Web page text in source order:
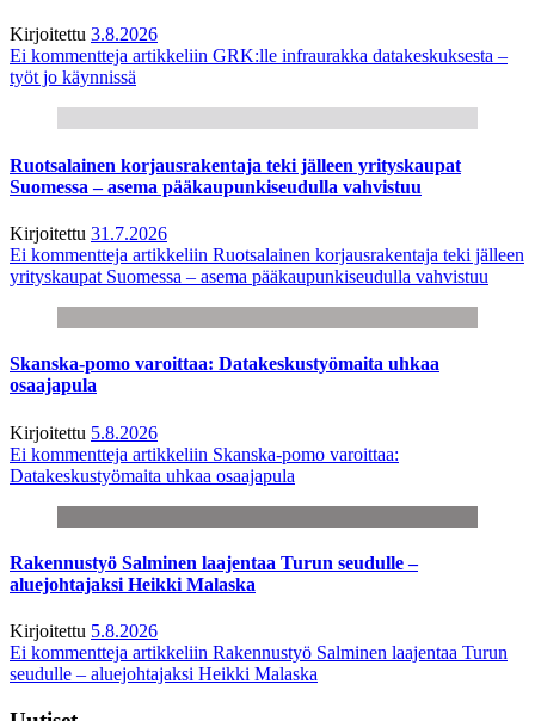
Kirjoitettu 3.8.2026
Ei kommentteja artikkeliin GRK:lle infraurakka datakeskuksesta –
työt jo käynnissä
Ruotsalainen korjausrakentaja teki jälleen yrityskaupat
Suomessa – asema pääkaupunkiseudulla vahvistuu
Kirjoitettu 31.7.2026
Ei kommentteja artikkeliin Ruotsalainen korjausrakentaja teki jälleen
yrityskaupat Suomessa – asema pääkaupunkiseudulla vahvistuu
Skanska-pomo varoittaa: Datakeskustyömaita uhkaa
osaajapula
Kirjoitettu 5.8.2026
Ei kommentteja artikkeliin Skanska-pomo varoittaa:
Datakeskustyömaita uhkaa osaajapula
Rakennustyö Salminen laajentaa Turun seudulle –
aluejohtajaksi Heikki Malaska
Kirjoitettu 5.8.2026
Ei kommentteja artikkeliin Rakennustyö Salminen laajentaa Turun
seudulle – aluejohtajaksi Heikki Malaska